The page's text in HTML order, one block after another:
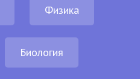
Физика
Биология